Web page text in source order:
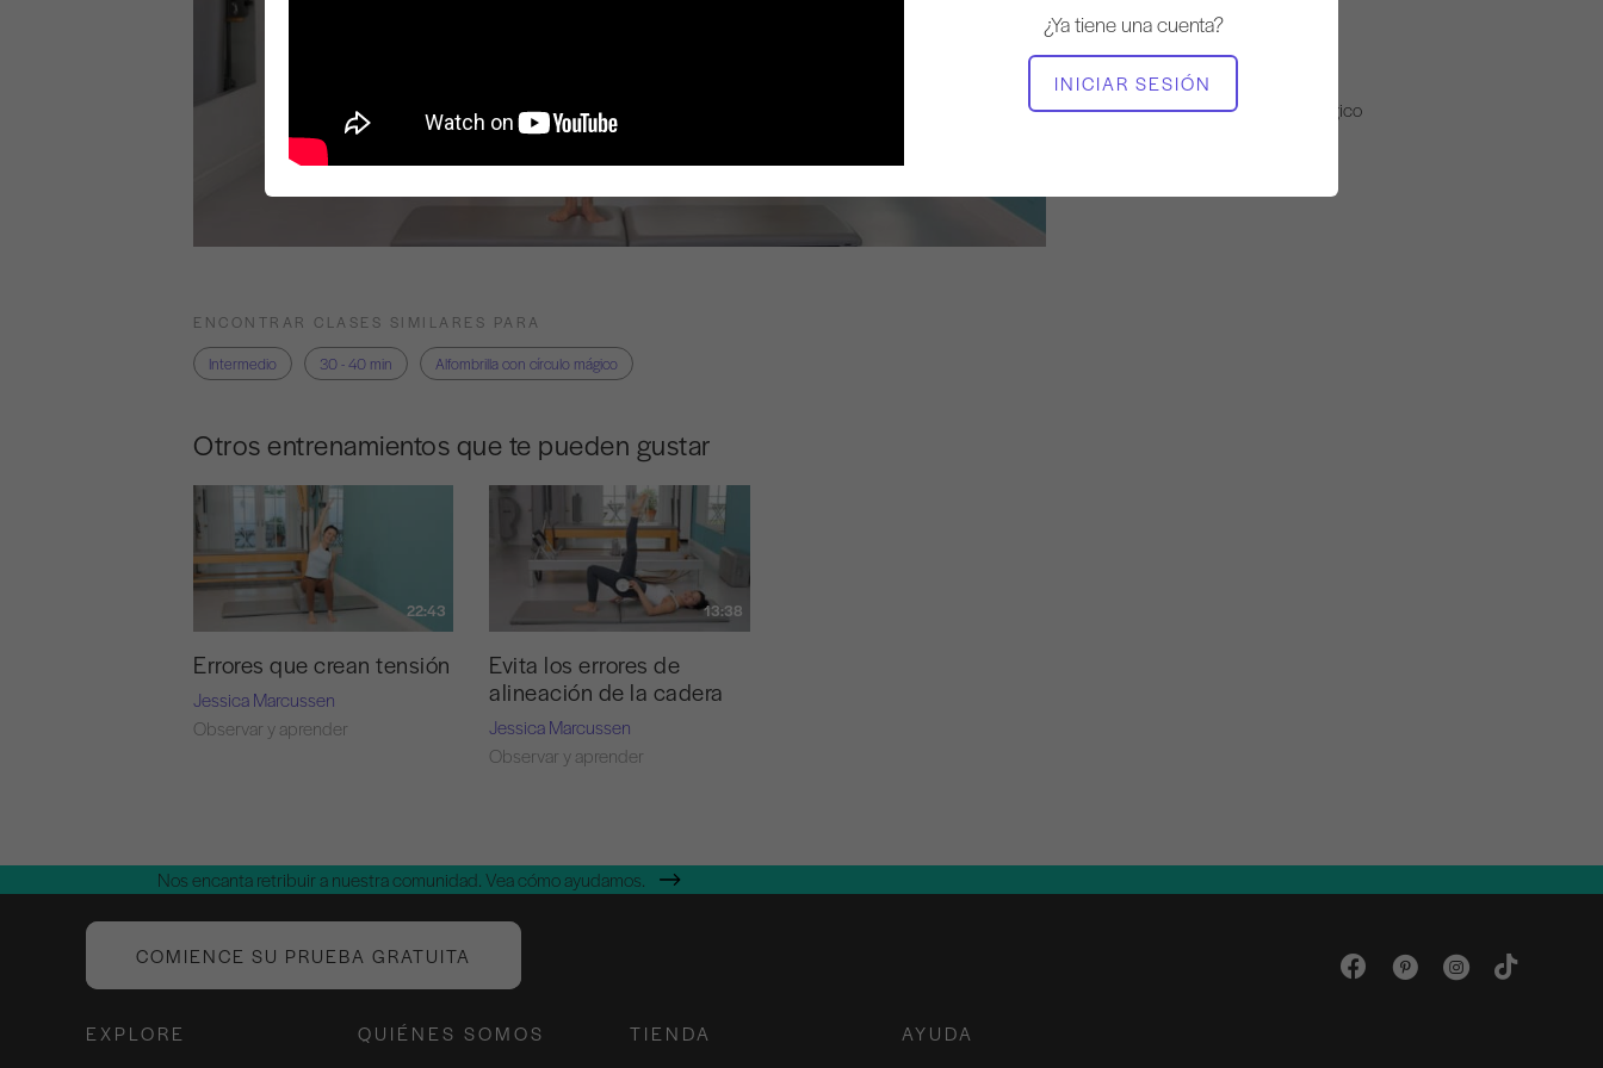
¿Ya tiene una cuenta?
INICIAR SESIÓN
EQUIPO NECESARIO
Alfombrilla con círculo mágico
ENCONTRAR CLASES SIMILARES PARA
Intermedio
30 - 40 min Alfombrilla con círculo mágico
Otros entrenamientos que te pueden gustar
22:43
Errores que crean tensión
Jessica Marcussen
Observar y aprender
13:38
Evita los errores de
alineación de la cadera
Jessica Marcussen
Observar y aprender
Nos encanta retribuir a nuestra comunidad. Vea cómo ayudamos.
COMIENCE SU PRUEBA GRATUITA
EXPLORE QUIÉNES SOMOS TIENDA AYUDA